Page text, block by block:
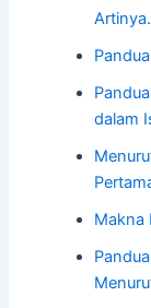
dalam
Makna